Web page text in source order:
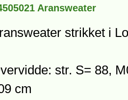
Aransweater
strikket i
str. S= 88,
cm